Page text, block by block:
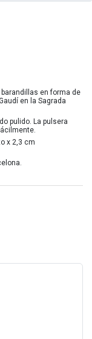
en forma de
en la Sagrada
pulido. La pulsera
x 2,3 cm